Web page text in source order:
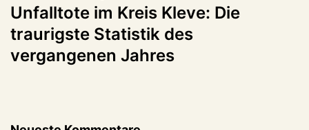
Unfalltote im Kreis Kleve: Die
traurigste Statistik des
vergangenen Jahres